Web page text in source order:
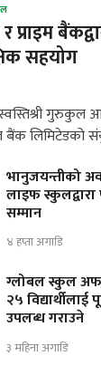
सहयोग
गुरुकुल
बैंक लिमिटेडको
भानुजयन्तीको
लाइफ स्कुलद्वारा
सम्मान
४ हप्ता अगाडि
ग्लोबल स्कुल अफ
२५ विद्यार्थीलाई
उपलब्ध गराउने
३ महिना अगाडि